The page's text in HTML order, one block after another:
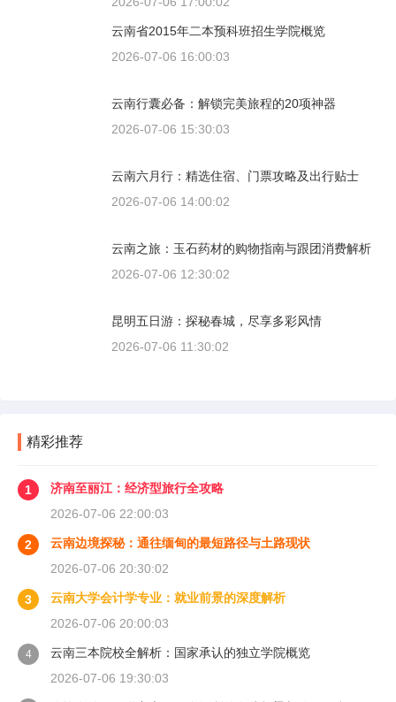
云南省2015年二本预科班招生学院概览
2026-07-06 16:00:03
云南行囊必备：解锁完美旅程的20项神器
2026-07-06 15:30:03
云南六月行：精选住宿、门票攻略及出行贴士
2026-07-06 14:00:02
云南之旅：玉石药材的购物指南与跟团消费解析
2026-07-06 12:30:02
昆明五日游：探秘春城，尽享多彩风情
2026-07-06 11:30:02
精彩推荐
1
济南至丽江：经济型旅行全攻略
2026-07-06 22:00:03
2
云南边境探秘：通往缅甸的最短路径与土路现状
2026-07-06 20:30:02
3
云南大学会计学专业：就业前景的深度解析
2026-07-06 20:00:03
4
云南三本院校全解析：国家承认的独立学院概览
2026-07-06 19:30:03